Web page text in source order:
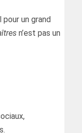
un grand
n’est pas un